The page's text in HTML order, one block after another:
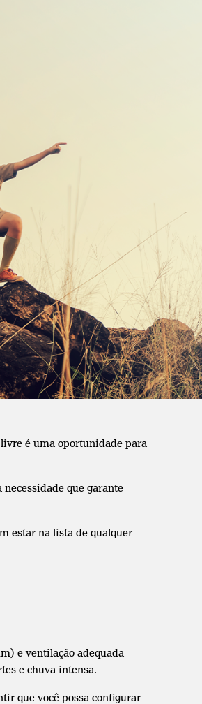
livre é uma oportunidade para
que garante
estar na lista de qualquer
e ventilação adequada
e chuva intensa.
que você possa configurar